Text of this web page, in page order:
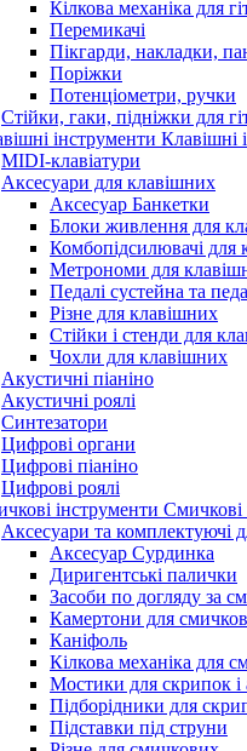
Кілкова механіка для
Перемикачі
Пікгарди, накладки,
Поріжки
Потенціометри, ручки
Стійки, гаки, підніжки для
Клавішні
MIDI-клавіатури
Аксесуари для клавішних
Аксесуар Банкетки
Блоки живлення для
Комбопідсилювачі для
Метрономи для
Педалі сустейна та
Різне для клавішних
Стійки і стенди для
Чохли для клавішних
Акустичні піаніно
Акустичні роялі
Синтезатори
Цифрові органи
Цифрові піаніно
Цифрові роялі
Смичкові
Аксесуари та комплектуючі
Аксесуар Сурдинка
Диригентські палички
Засоби по догляду за
Камертони для
Каніфоль
Кілкова механіка для
Мостики для скрипок і
Підборiдники для
Підставки під струни